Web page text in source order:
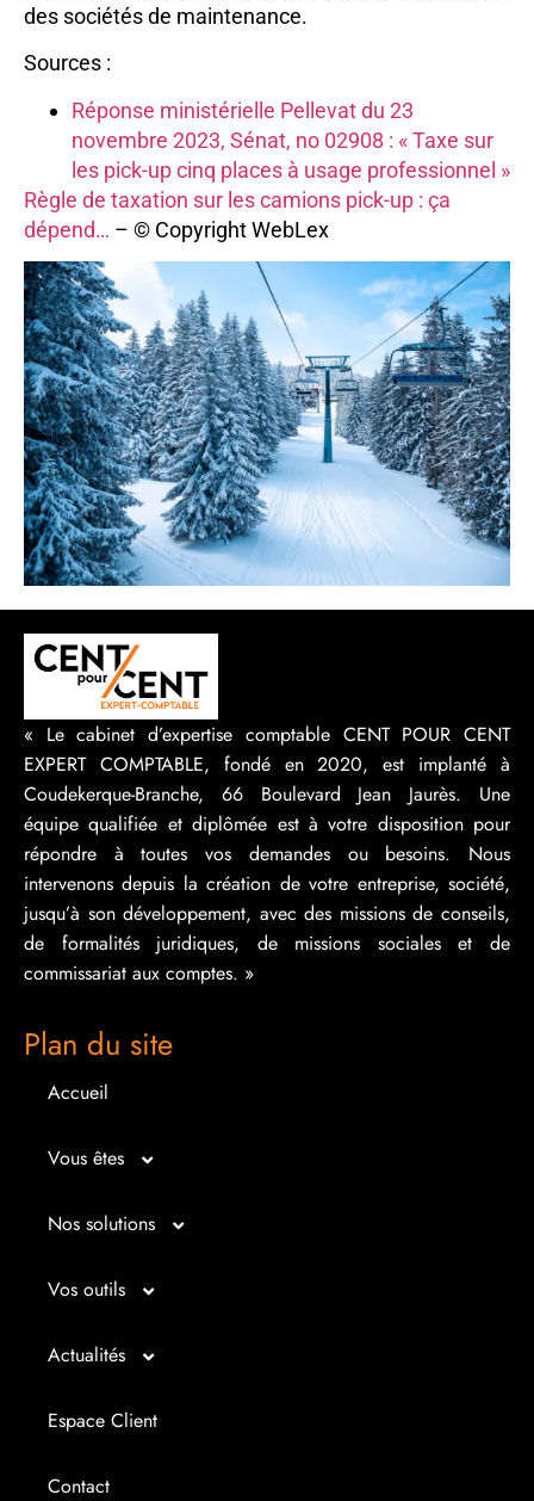
des sociétés de maintenance.
Sources :
Réponse ministérielle Pellevat du 23
novembre 2023, Sénat, no 02908 : « Taxe sur
les pick-up cinq places à usage professionnel »
Règle de taxation sur les camions pick-up : ça
dépend… – © Copyright WebLex
« Le cabinet d’expertise comptable CENT POUR CENT
EXPERT COMPTABLE, fondé en 2020, est implanté à
Coudekerque-Branche, 66 Boulevard Jean Jaurès. Une
équipe qualifiée et diplômée est à votre disposition pour
répondre à toutes vos demandes ou besoins. Nous
intervenons depuis la création de votre entreprise, société,
jusqu’à son développement, avec des missions de conseils,
de formalités juridiques, de missions sociales et de
commissariat aux comptes. »
Plan du site
Accueil
Vous êtes
Micro entrepreneur
Créateur d’entreprise
Repreneur d’entreprise
Nos solutions
Entrepreunariat
Gestion
Juridique
Vos outils
Bilan imagé
Tableau de bord
Simul’Auto
Actualités
Actualités
La petite histoire du jour
Espace Client
Contact